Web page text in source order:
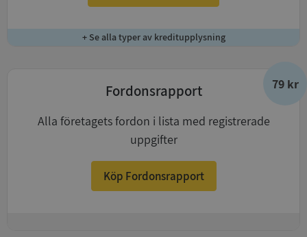
+ Se alla typer av kreditupplysning
79 kr
Fordonsrapport
Alla företagets fordon i lista med registrerade
uppgifter
Köp Fordonsrapport